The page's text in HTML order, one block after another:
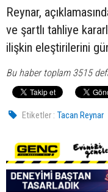
Reynar,
ve şartlı tahliye
ilişkin eleştirilerini
Bu haber toplam 3515
Etiketler : Tacan Reynar